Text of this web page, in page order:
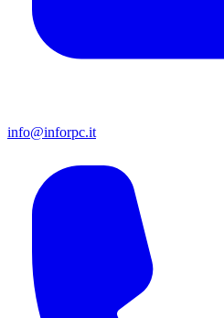
info@inforpc.it